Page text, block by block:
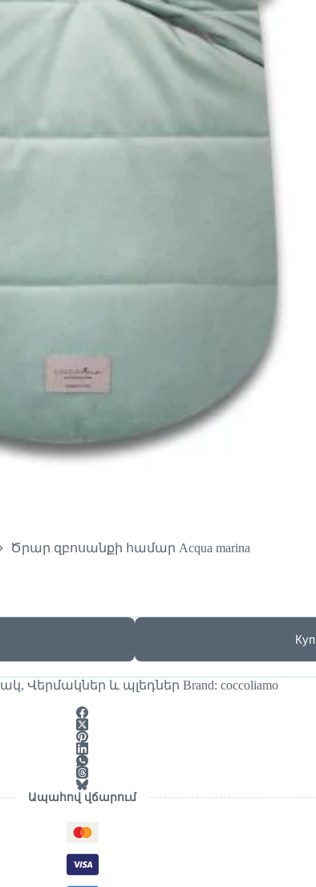
Ծրար զբոսանքի համար Acqua marina
, Վերմակներ և պլեդներ Brand: coccoliamo
Ապահով վճարում